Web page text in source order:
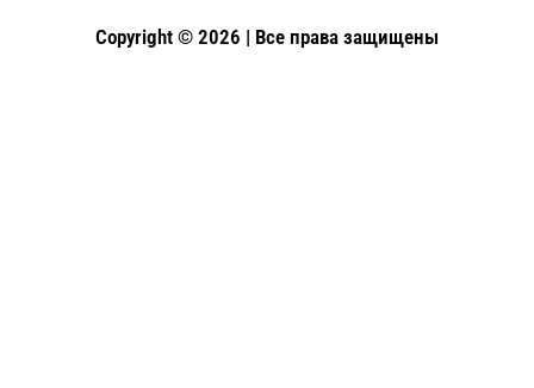
Copyright © 2026 | Все права защищены